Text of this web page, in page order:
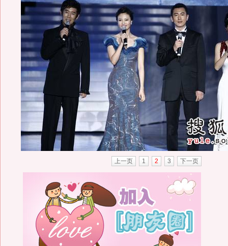
上一页 1 2 3 下一页